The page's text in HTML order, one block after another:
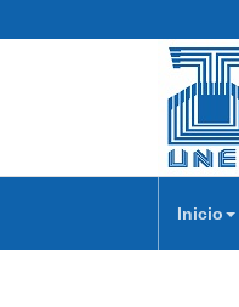
Inicio